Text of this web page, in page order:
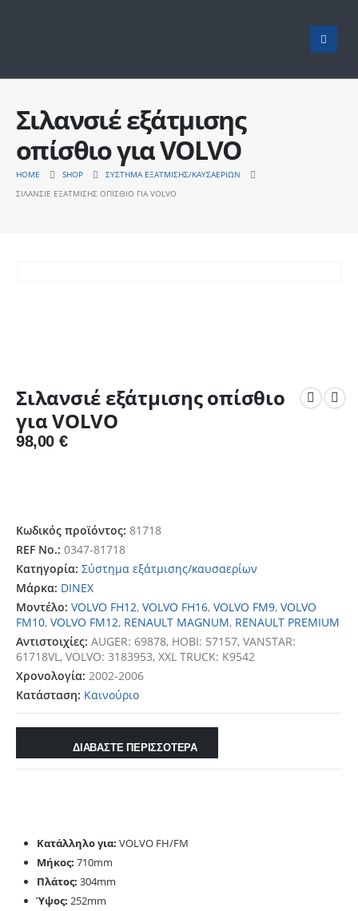
Σιλανσιέ εξάτμισης
οπίσθιο για VOLVO
HOME SHOP
ΣΎΣΤΗΜΑ ΕΞΆΤΜΙΣΗΣ/ΚΑΥΣΑΕΡΊΩΝ
ΣΙΛΑΝΣΙΈ ΕΞΆΤΜΙΣΗΣ ΟΠΊΣΘΙΟ ΓΙΑ VOLVO
Σιλανσιέ εξάτμισης οπίσθιο
για VOLVO
98,00 €
Κωδικός προϊόντος: 81718
REF No.: 0347-81718
Κατηγορία: Σύστημα εξάτμισης/καυσαερίων
Μάρκα: DINEX
Μοντέλο: VOLVO FH12, VOLVO FH16, VOLVO FM9, VOLVO
FM10, VOLVO FM12, RENAULT MAGNUM, RENAULT PREMIUM
Αντιστοιχίες: AUGER: 69878, HOBI: 57157, VANSTAR:
61718VL, VOLVO: 3183953, XXL TRUCK: K9542
Χρονολογία: 2002-2006
Κατάσταση: Καινούριο
ΔΙΑΒΑΣΤΕ ΠΕΡΙΣΣΟΤΕΡΑ
Κατάλληλο για: VOLVO FH/FM
Μήκος: 710mm
Πλάτος: 304mm
Ύψος: 252mm